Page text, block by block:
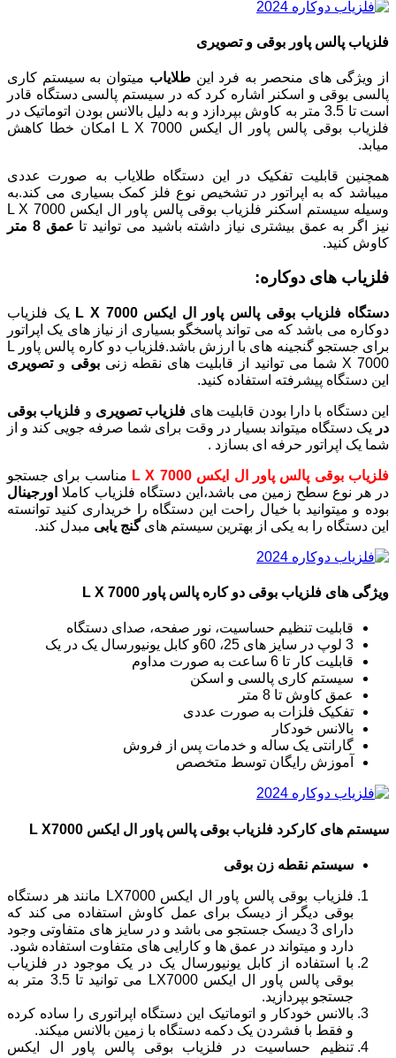
فلزیاب پالس پاور بوقی و تصویری
از ویژگی های منحصر به فرد اینطلایاب میتوان به سیستم کاری
پالسی بوقی و اسکنر اشاره کرد که در سیستم پالسی دستگاه قادر
است تا 3.5 متر به کاوش بپردازد و به دلیل بالانس بودن اتوماتیک در
فلزیاب بوقی پالس پاور ال ایکس L X 7000 امکان خطا کاهش
میابد.
همچنین قابلیت تفکیک در این دستگاه طلایاب به صورت عددی
میباشد که به اپراتور در تشخیص نوع فلز کمک بسیاری می کند.به
وسیله سیستم اسکنر فلزیاب بوقی پالس پاور ال ایکس L X 7000
نیز اگر به عمق بیشتری نیاز داشته باشید می توانید تا عمق 8 متر
کاوش کنید.
فلزیاب های دوکاره:
دستگاه فلزیاب بوقی پالس پاور ال ایکس L X 7000
یک فلزیاب
دوکاره می باشد که می تواند پاسخگو بسیاری از نیاز های یک اپراتور
برای جستجو گنجینه های با ارزش باشد.فلزیاب دو کاره پالس پاور L
X 7000 شما می توانید از قابلیت های نقطه زنی
بوقی وتصویری
این دستگاه پیشرفته استفاده کنید.
این دستگاه با دارا بودن قابلیت های فلزیاب تصویری و فلزیاب بوقی
در یک دستگاه میتواند بسیار در وقت برای شما صرفه جویی کند و از
شما یک اپراتور حرفه ای بسازد .
فلزیاب بوقی پالس پاور ال ایکس L X 7000
مناسب برای جستجو
در هر نوع سطح زمین می باشد،این دستگاه فلزیاب کاملا اورجینال
بوده و میتوانید با خیال راحت این دستگاه را خریداری کنید توانسته
این دستگاه را به یکی از بهترین سیستم هایگنج یابی مبدل کند.
ویژگی های فلزیاب بوقی دو کاره پالس پاور L X 7000
قابلیت تنظیم حساسیت، نور صفحه، صدای دستگاه
3 لوپ در سایز های 25، 60و کابل یونیورسال یک در یک
قابلیت کار تا 6 ساعت به صورت مداوم
سیستم کاری پالسی و اسکن
عمق کاوش تا 8 متر
تفکیک فلزات به صورت عددی
بالانس خودکار
گارانتی یک ساله و خدمات پس از فروش
آموزش رایگان توسط متخصص
سیستم های کارکرد فلزیاب بوقی پالس پاور ال ایکس L X7000
سیستم نقطه زن بوقی
فلزیاب بوقی پالس پاور ال ایکس LX7000 مانند هر دستگاه
بوقی دیگر از دیسک برای عمل کاوش استفاده می کند که
دارای 3 دیسک جستجو می باشد و در سایز های متفاوتی وجود
دارد و میتواند در عمق ها و کارایی های متفاوت استفاده شود.
با استفاده از کابل یونیورسال یک در یک موجود در فلزیاب
بوقی پالس پاور ال ایکس LX7000 می توانید تا 3.5 متر به
جستجو بپردازید.
بالانس خودکار و اتوماتیک این دستگاه اپراتوری را ساده کرده
و فقط با فشردن یک دکمه دستگاه با زمین بالانس میکند.
تنظیم حساسیت در فلزیاب بوقی پالس پاور ال ایکس